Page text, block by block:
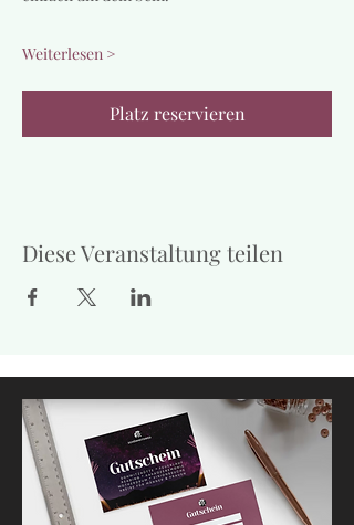
Weiterlesen >
Platz reservieren
Diese Veranstaltung teilen